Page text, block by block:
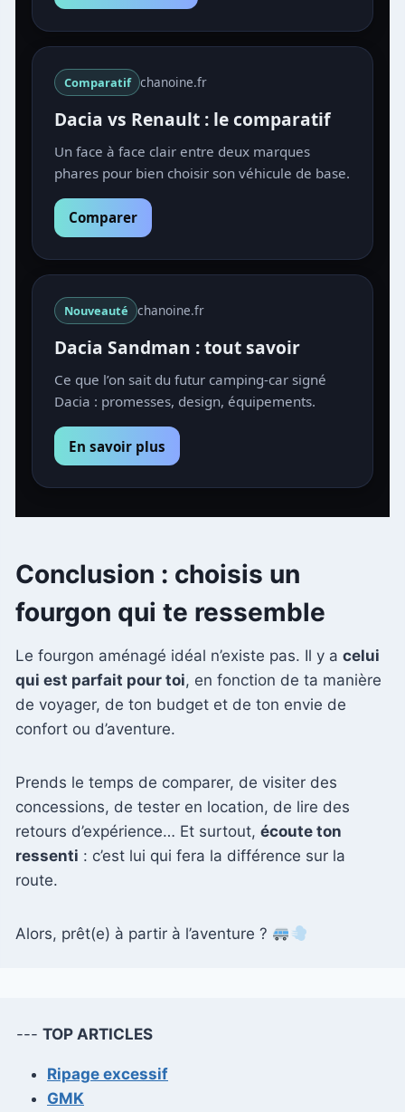
Comparatif chanoine.fr
Dacia vs Renault : le comparatif
Un face à face clair entre deux marques
phares pour bien choisir son véhicule de base.
Comparer
Nouveauté chanoine.fr
Dacia Sandman : tout savoir
Ce que l’on sait du futur camping-car signé
Dacia : promesses, design, équipements.
En savoir plus
Conclusion : choisis un
fourgon qui te ressemble
Le fourgon aménagé idéal n’existe pas. Il y a celui
qui est parfait pour toi, en fonction de ta manière
de voyager, de ton budget et de ton envie de
confort ou d’aventure.
Prends le temps de comparer, de visiter des
concessions, de tester en location, de lire des
retours d’expérience… Et surtout, écoute ton
ressenti : c’est lui qui fera la différence sur la
route.
Alors, prêt(e) à partir à l’aventure ?
--- TOP ARTICLES
Ripage excessif
GMK